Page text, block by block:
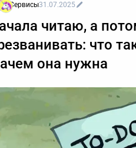
Сервисы31.07.2025
читаю, а
что
она нужна